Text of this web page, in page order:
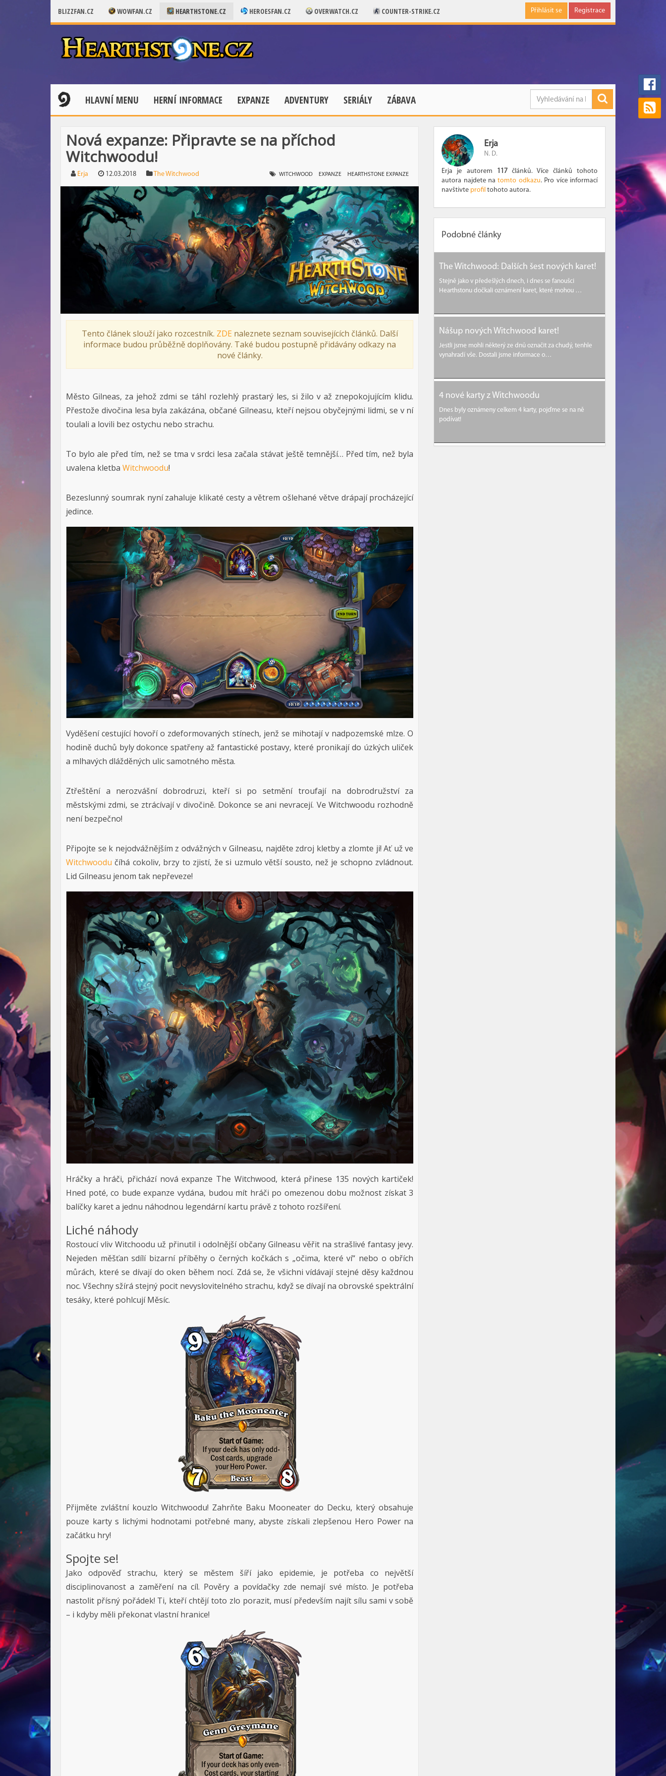
BLIZZFAN.CZ WOWFAN.CZ HEARTHSTONE.CZ HEROESFAN.CZ OVERWATCH.CZ COUNTER-STRIKE.CZ Přihlásit se Registrace
HLAVNÍ MENU HERNÍ INFORMACE EXPANZE ADVENTURY SERIÁLY ZÁBAVA
Nová expanze: Připravte se na příchod
Witchwoodu!
Erja 12.03.2018 The Witchwood WITCHWOOD EXPANZE HEARTHSTONE EXPANZE
Tento článek slouží jako rozcestník. ZDE naleznete seznam souvisejících článků. Další
informace budou průběžně doplňovány. Také budou postupně přidávány odkazy na
nové články.
Město Gilneas, za jehož zdmi se táhl rozlehlý prastarý les, si žilo v až znepokojujícím klidu.
Přestože divočina lesa byla zakázána, občané Gilneasu, kteří nejsou obyčejnými lidmi, se v ní
toulali a lovili bez ostychu nebo strachu.
To bylo ale před tím, než se tma v srdci lesa začala stávat ještě temnější… Před tím, než byla
uvalena kletba Witchwoodu!
Bezeslunný soumrak nyní zahaluje klikaté cesty a větrem ošlehané větve drápají procházející
jedince.
Vyděšení cestující hovoří o zdeformovaných stínech, jenž se mihotají v nadpozemské mlze. O
hodině duchů byly dokonce spatřeny až fantastické postavy, které pronikají do úzkých uliček
a mlhavých dlážděných ulic samotného města.
Ztřeštění a nerozvášní dobrodruzi, kteří si po setmění troufají na dobrodružství za
městskými zdmi, se ztrácívají v divočině. Dokonce se ani nevracejí. Ve Witchwoodu rozhodně
není bezpečno!
Připojte se k nejodvážnějším z odvážných v Gilneasu, najděte zdroj kletby a zlomte ji! Ať už ve
Witchwoodu číhá cokoliv, brzy to zjistí, že si uzmulo větší sousto, než je schopno zvládnout.
Lid Gilneasu jenom tak nepřeveze!
Hráčky a hráči, přichází nová expanze The Witchwood, která přinese 135 nových kartiček!
Hned poté, co bude expanze vydána, budou mít hráči po omezenou dobu možnost získat 3
balíčky karet a jednu náhodnou legendární kartu právě z tohoto rozšíření.
Liché náhody
Rostoucí vliv Witchoodu už přinutil i odolnější občany Gilneasu věřit na strašlivé fantasy jevy.
Nejeden měšťan sdílí bizarní příběhy o černých kočkách s „očima, které ví“ nebo o obřích
můrách, které se dívají do oken během nocí. Zdá se, že všichni vídávají stejné děsy každnou
noc. Všechny sžírá stejný pocit nevyslovitelného strachu, když se dívají na obrovské spektrální
tesáky, které pohlcují Měsíc.
Přijměte zvláštní kouzlo Witchwoodu! Zahrňte Baku Mooneater do Decku, který obsahuje
pouze karty s lichými hodnotami potřebné many, abyste získali zlepšenou Hero Power na
začátku hry!
Spojte se!
Jako odpověď strachu, který se městem šíří jako epidemie, je potřeba co největší
disciplinovanost a zaměření na cíl. Pověry a povídačky zde nemají své místo. Je potřeba
nastolit přísný pořádek! Ti, kteří chtějí toto zlo porazit, musí především najít sílu sami v sobě
– i kdyby měli překonat vlastní hranice!
Erja
N. D.
Erja je autorem 117článků. Více článků tohoto
autora najdete natomto odkazu. Pro více informací
navštivte profil tohoto autora.
Podobné články
The Witchwood: Dalších šest nových karet!
Stejně jako v předešlých dnech, i dnes se fanoušci
Hearthstonu dočkali oznámení karet, které mohou …
Nášup nových Witchwood karet!
Jestli jsme mohli některý ze dnů označit za chudý, tenhle
vynahradí vše. Dostali jsme informace o…
4 nové karty z Witchwoodu
Dnes byly oznámeny celkem 4 karty, pojďme se na ně
podívat!